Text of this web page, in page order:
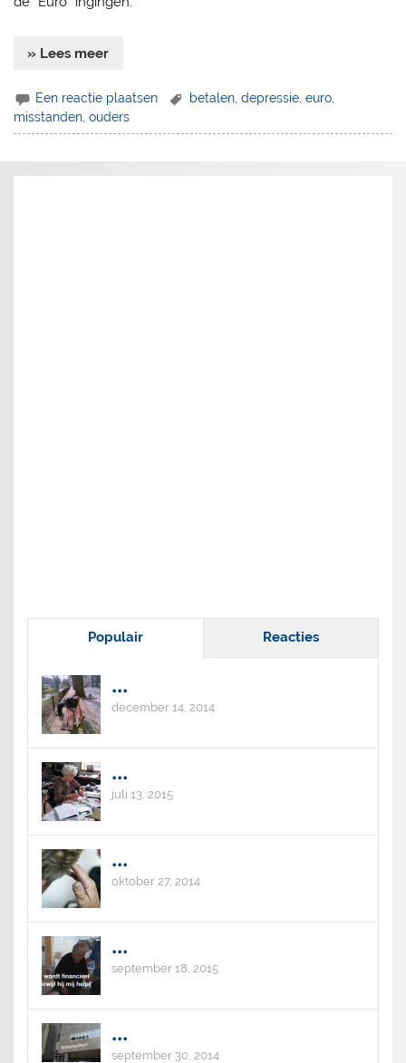
» Lees meer
Een reactie plaatsen betalen ,depressie ,euro
misstanden,ouders
Populair Reacties
...
december 14, 2014
...
juli 13, 2015
...
oktober 27, 2014
...
september 18, 2015
...
september 30, 2014